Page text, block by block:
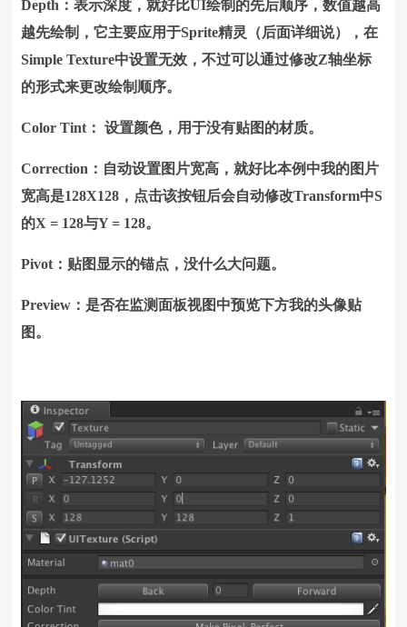
Depth：表示深度，就好比UI绘制的先后顺序，数值越高
越先绘制，它主要应用于Sprite精灵（后面详细说），在
Simple Texture中设置无效，不过可以通过修改Z轴坐标
的形式来更改绘制顺序。
Color Tint： 设置颜色，用于没有贴图的材质。
Correction：自动设置图片宽高，就好比本例中我的图片
宽高是128X128，点击该按钮后会自动修改Transform中S
的X = 128与Y = 128。
Pivot：贴图显示的锚点，没什么大问题。
Preview：是否在监测面板视图中预览下方我的头像贴
图。